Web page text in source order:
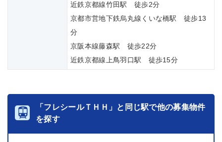
近鉄京都線竹田駅 徒歩2分
京都市営地下鉄烏丸線くいな橋駅 徒歩13
分
京阪本線藤森駅 徒歩22分
近鉄京都線上鳥羽口駅 徒歩15分
「フレシールＴＨＨ」と同じ駅で他の募集物件
を探す